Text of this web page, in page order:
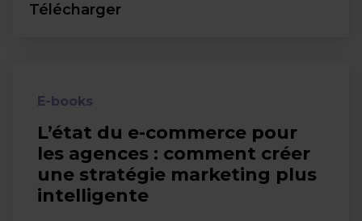
Télécharger
E-books
L’état du e-commerce pour
les agences : comment créer
une stratégie marketing plus
intelligente